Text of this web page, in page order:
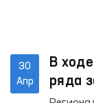
30
Апр
В
ряда